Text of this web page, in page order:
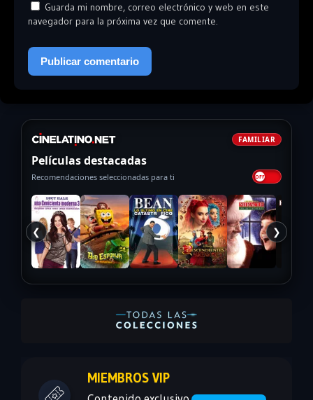
Guarda mi nombre, correo electrónico y web en este
navegador para la próxima vez que comente.
FAMILIAR
Películas destacadas
Recomendaciones seleccionadas para ti
❮ ❯
MIEMBROS VIP